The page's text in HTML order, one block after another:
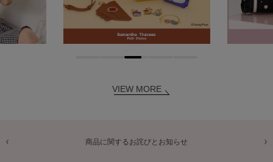
VIEW MORE
商品に関するお詫びとお知らせ